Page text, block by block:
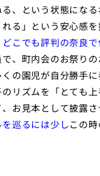
、という状態にな
る」という安心感
どこでも評判の奈良
、町内会のお祭り
の園児が自分勝手
リズムを「とても
お見本として披露
巡るには少しこの